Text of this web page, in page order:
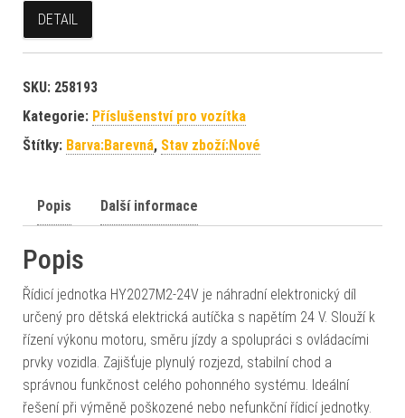
DETAIL
SKU: 258193
Kategorie: Příslušenství pro vozítka
Štítky: Barva:Barevná, Stav zboží:Nové
Popis Další informace
Popis
Řídicí jednotka HY2027M2-24V je náhradní elektronický díl
určený pro dětská elektrická autíčka s napětím 24 V. Slouží k
řízení výkonu motoru, směru jízdy a spolupráci s ovládacími
prvky vozidla. Zajišťuje plynulý rozjezd, stabilní chod a
správnou funkčnost celého pohonného systému. Ideální
řešení při výměně poškozené nebo nefunkční řídicí jednotky.